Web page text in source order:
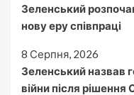
Зеленський
нову еру співпраці
8 Серпня, 2026
Зеленський назвав
війни після